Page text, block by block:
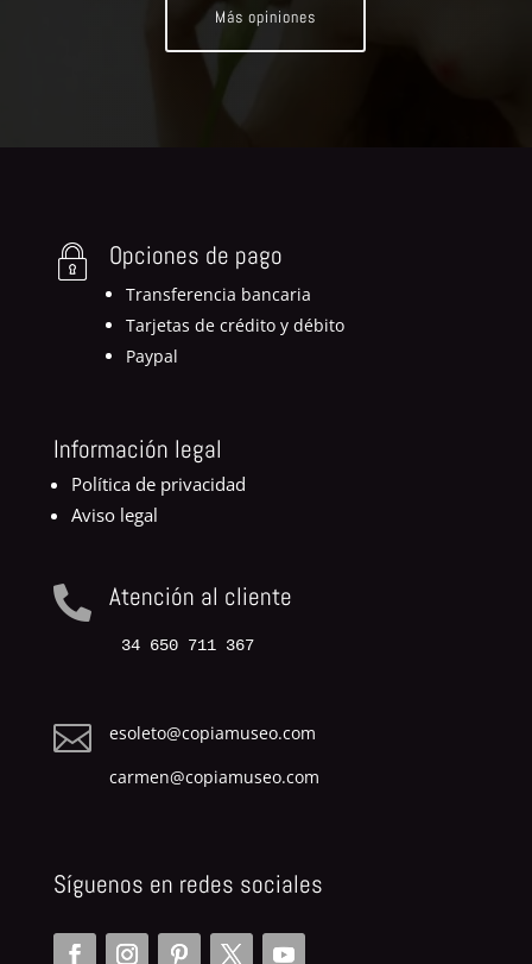
Más opiniones
Opciones de pago
Transferencia bancaria
Tarjetas de crédito y débito
Paypal
Información legal
Política de privacidad
Aviso legal
 Atención al cliente
34 650 711 367

esoleto@copiamuseo.com
carmen@copiamuseo.com
Síguenos en redes sociales